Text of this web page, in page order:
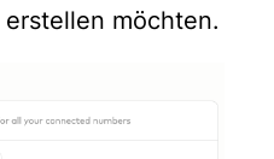
möchten.